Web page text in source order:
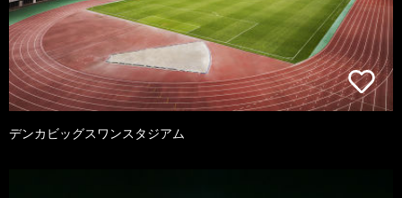
デンカビッグスワンスタジアム